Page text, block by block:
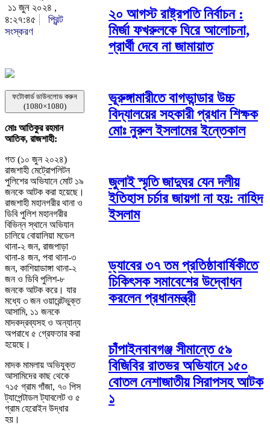
১১ জুন ২০২৪ ,
৪:২৭:৪৫
প্রিন্ট
সংস্করণ
ফটোকার্ড ডাউনলোড করুন
(1080×1080)
মোঃ আতিকুর রহমান
আতিক, রাজশাহী:
গত (১০ জুন ২০২৪)
রাজশাহী মেট্রোপলিটন
পুলিশের অভিযানে মোট ১৯
জনকে আটক করা হয়েছে।
রাজশাহী মহানগরীর থানা ও
ডিবি পুলিশ মহানগরীর
বিভিন্ন স্থানে অভিযান
চালিয়ে বোয়ালিয়া মডেল
থানা-২ জন, রাজপাড়া
থানা-৪ জন, পবা থানা-৩
জন, কাশিয়াডাঙ্গা থানা-২
জন ও ডিবি পুলিশ-৮
জনকে আটক করে। যার
মধ্যে ৩ জন ওয়ারেন্টভুক্ত
আসামি, ১১ জনকে
মাদকদ্রব্যসহ ও অন্যান্য
অপরাধে ৫ গ্রেফতার করা
হয়েছে।
মাদক মামলায় অভিযুক্ত
আসামিদের কাছ থেকে
৭১৫ গ্রাম গাঁজা, ৭০ পিস
ট্যাপেন্টাডল ট্যাবলেট ও ৫
গ্রাম হেরোইন উদ্ধার
হয়।
২০ আগস্ট রাষ্ট্রপতি নির্বাচন :
মির্জা ফখরুলকে ঘিরে আলোচনা,
প্রার্থী দেবে না জামায়াত
ভূরুঙ্গামারীতে বাগভান্ডার উচ্চ
বিদ্যালয়ের সহকারী প্রধান শিক্ষক
মোঃ নুরুল ইসলামের ইন্তেকাল
জুলাই স্মৃতি জাদুঘর যেন দলীয়
ইতিহাস চর্চার জায়গা না হয়: নাহিদ
ইসলাম
ড্যাবের ৩৭ তম প্রতিষ্ঠাবার্ষিকীতে
চিকিৎসক সমাবেশের উদ্বোধন
করলেন প্রধানমন্ত্রী
চাঁপাইনবাবগঞ্জ সীমান্তে ৫৯
বিজিবির রাতভর অভিযানে ১৫০
বোতল নেশাজাতীয় সিরাপসহ আটক
১